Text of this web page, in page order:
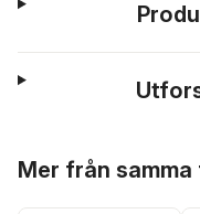
Mer från